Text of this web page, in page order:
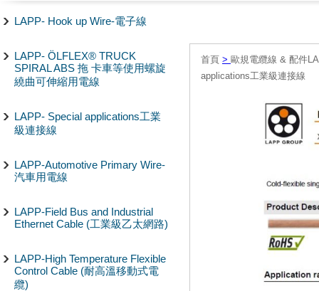
LAPP- Hook up Wire-電子線
LAPP- ÖLFLEX® TRUCK
SPIRAL ABS 拖 卡車等使用螺旋
繞曲可伸縮用電線
LAPP- Special applications工業
級連接線
LAPP-Automotive Primary Wire-
汽車用電線
LAPP-Field Bus and Industrial
Ethernet Cable (工業級乙太網路)
LAPP-High Temperature Flexible
Control Cable (耐高溫移動式電
纜)
首頁 > 歐規電纜線 & 配件
applications工業級連接線